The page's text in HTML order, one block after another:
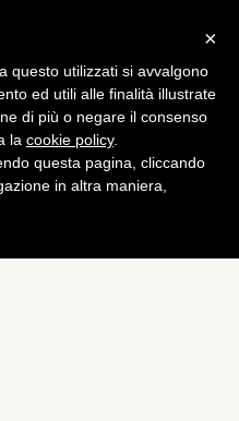
Care
×
questo utilizzati si avvalgono
ed utili alle finalità illustrate
di più o negare il consenso
la cookie policy.
questa pagina, cliccando
in altra maniera,